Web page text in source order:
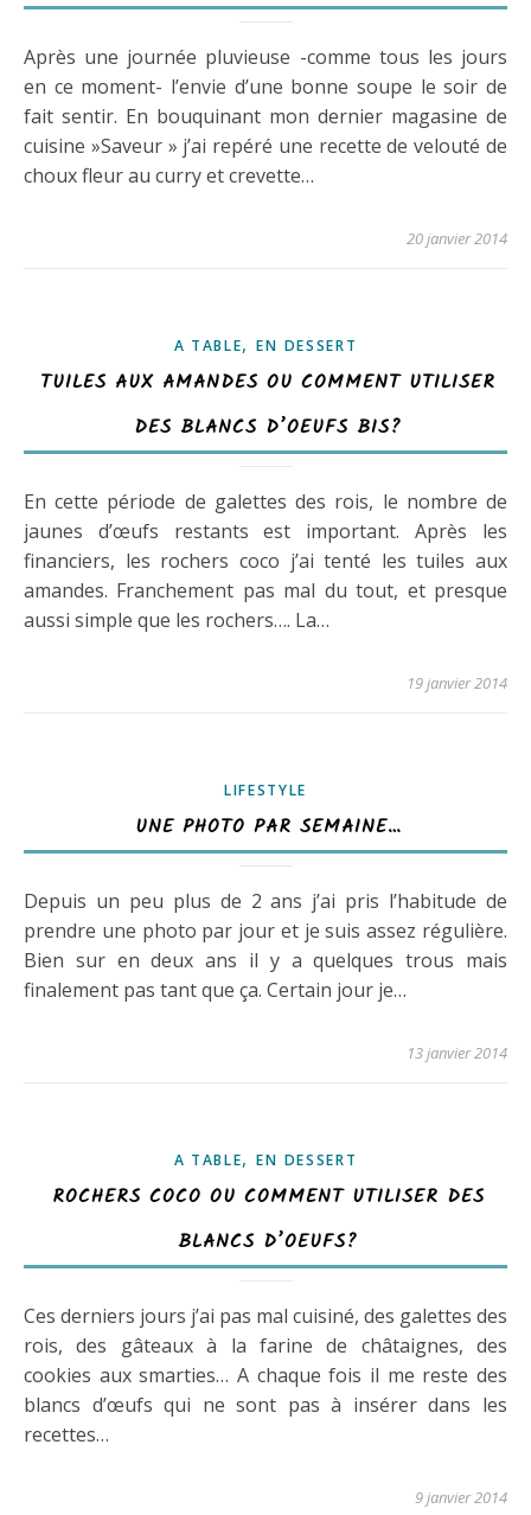
Après une journée pluvieuse -comme tous les jours
en ce moment- l’envie d’une bonne soupe le soir de
fait sentir. En bouquinant mon dernier magasine de
cuisine »Saveur » j’ai repéré une recette de velouté de
choux fleur au curry et crevette…
20 janvier 2014
A TABLE,EN DESSERT
TUILES AUX AMANDES OU COMMENT UTILISER
DES BLANCS D’OEUFS BIS?
En cette période de galettes des rois, le nombre de
jaunes d’œufs restants est important. Après les
financiers, les rochers coco j’ai tenté les tuiles aux
amandes. Franchement pas mal du tout, et presque
aussi simple que les rochers…. La…
19 janvier 2014
LIFESTYLE
UNE PHOTO PAR SEMAINE…
Depuis un peu plus de 2 ans j’ai pris l’habitude de
prendre une photo par jour et je suis assez régulière.
Bien sur en deux ans il y a quelques trous mais
finalement pas tant que ça. Certain jour je…
13 janvier 2014
A TABLE,EN DESSERT
ROCHERS COCO OU COMMENT UTILISER DES
BLANCS D’OEUFS?
Ces derniers jours j’ai pas mal cuisiné, des galettes des
rois, des gâteaux à la farine de châtaignes, des
cookies aux smarties… A chaque fois il me reste des
blancs d’œufs qui ne sont pas à insérer dans les
recettes…
9 janvier 2014